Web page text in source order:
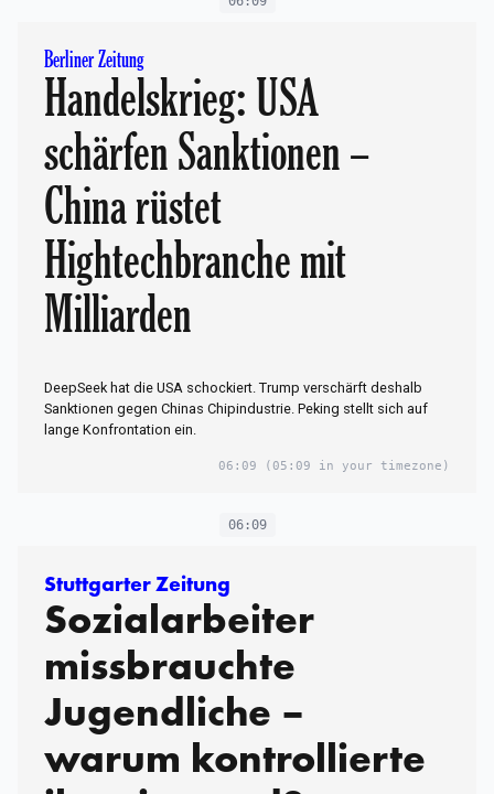
Berliner Zeitung
Handelskrieg: USA
schärfen Sanktionen –
China rüstet
Hightechbranche mit
Milliarden
DeepSeek hat die USA schockiert. Trump verschärft deshalb
Sanktionen gegen Chinas Chipindustrie. Peking stellt sich auf
lange Konfrontation ein.
06:09 (05:09 in your timezone)
06:09
Stuttgarter Zeitung
Sozialarbeiter
missbrauchte
Jugendliche –
warum kontrollierte